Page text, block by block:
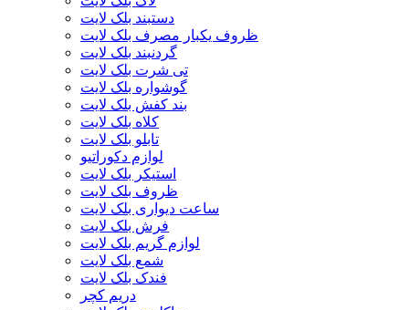
دستبند بلک لایت
ظروف یکبار مصرف بلک لایت
گردنبند بلک لایت
تی شرت بلک لایت
گوشواره بلک لایت
بند کفش بلک لایت
کلاه بلک لایت
تابلو بلک لایت
لوازم دکوراتیو
استیکر بلک لایت
ظروف بلک لایت
ساعت دیواری بلک لایت
فرش بلک لایت
لوازم گریم بلک لایت
شمع بلک لایت
فندک بلک لایت
دریم کچر